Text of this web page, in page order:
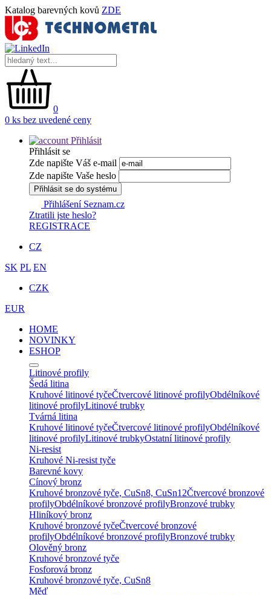
Katalog barevných kovů ZDE
0
0 ks bez uvedené ceny
Přihlásit
Přihlásit se
Zde napište Váš e-mail
Zde napište Vaše heslo
Přihlásit se do systému
Přihlášení Seznam.cz
Ztratili jste heslo?
REGISTRACE
CZ
SK PL EN
CZK
EUR
HOME
NOVINKY
ESHOP
Litinové profily
Šedá litina
Kruhové litinové tyčeČtvercové litinové profilyObdélníkové
litinové profilyLitinové trubky
Tvárná litina
Kruhové litinové tyčeČtvercové litinové profilyObdélníkové
litinové profilyLitinové trubkyOstatní litinové profily
Ni-resist
Kruhové Ni-resist tyče
Barevné kovy
Cínový bronz
Kruhové bronzové tyče, CuSn8, CuSn12Čtvercové bronzové
profilyObdélníkové bronzové profilyBronzové trubky
Hliníkový bronz
Kruhové bronzové tyčeČtvercové bronzové
profilyObdélníkové bronzové profilyBronzové trubky
Olověný bronz
Kruhové bronzové tyče
Fosforová bronz
Kruhové bronzové tyče, CuSn8
Měď